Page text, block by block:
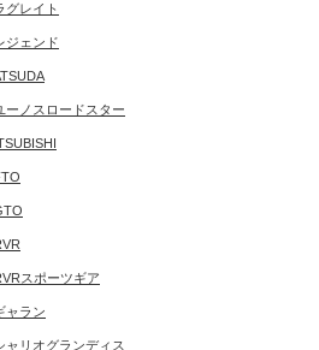
グレイト
ジェンド
ーノスロードスター
スポーツギア
ャラン
ャリオグランディス